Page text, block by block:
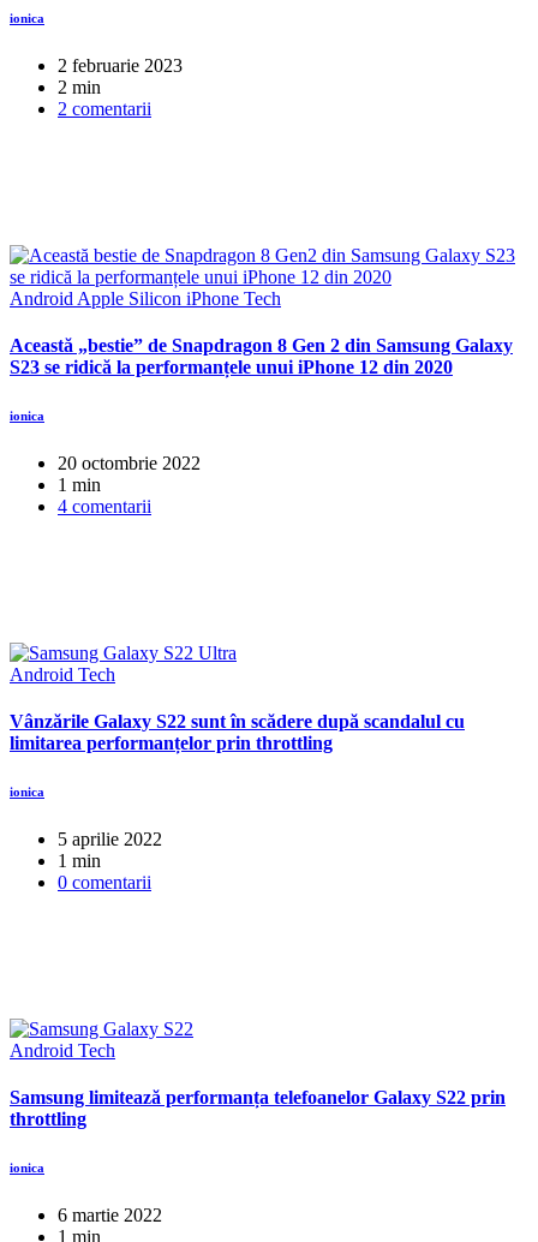
ionica
2 februarie 2023
2 min
2 comentarii
Android Apple Silicon iPhone Tech
Această „bestie” de Snapdragon 8 Gen 2 din Samsung Galaxy
S23 se ridică la performanțele unui iPhone 12 din 2020
ionica
20 octombrie 2022
1 min
4 comentarii
Android Tech
Vânzările Galaxy S22 sunt în scădere după scandalul cu
limitarea performanțelor prin throttling
ionica
5 aprilie 2022
1 min
0 comentarii
Android Tech
Samsung limitează performanța telefoanelor Galaxy S22 prin
throttling
ionica
6 martie 2022
1 min